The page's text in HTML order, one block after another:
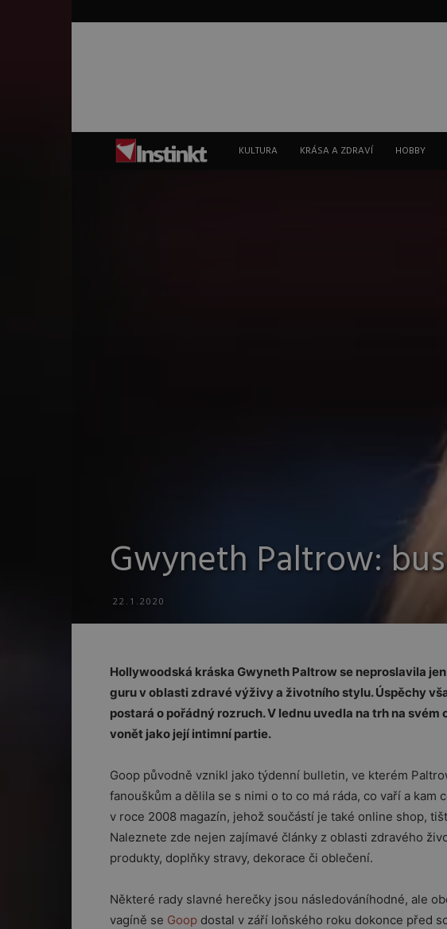
Instinkt
KULTURA KRÁSA A ZDRAVÍ HOBBY
Gwyneth Paltrow:
22.1.2020
Hollywoodská kráska Gwyneth Paltrow se neproslavila
guru v oblasti zdravé výživy a životního stylu. Úspěchy
postará o pořádný rozruch. V lednu uvedla na trh na svém
vonět jako její intimní partie.
Goop původně vznikl jako týdenní bulletin, ve kterém
fanouškům a dělila se s nimi o to co má ráda, co vaří a
v roce 2008 magazín, jehož součástí je také online shop,
Naleznete zde nejen zajímavé články z oblasti zdravého
produkty, doplňky stravy, dekorace či oblečení.
Některé rady slavné herečky jsou následováníhodné, ale
vagíně se Goop dostal v září loňského roku dokonce před